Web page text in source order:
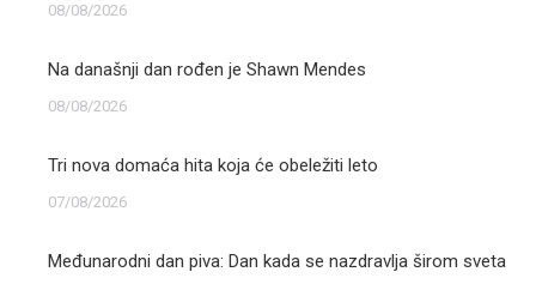
08/08/2026
Na današnji dan rođen je Shawn Mendes
08/08/2026
Tri nova domaća hita koja će obeležiti leto
07/08/2026
Međunarodni dan piva: Dan kada se nazdravlja širom sveta